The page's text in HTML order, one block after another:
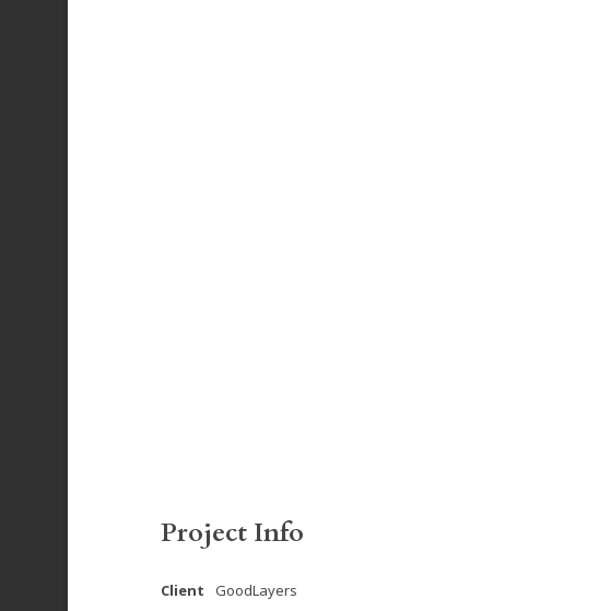
Project Info
Client GoodLayers